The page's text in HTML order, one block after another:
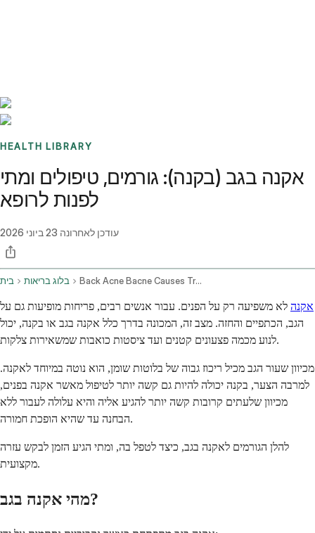
HEALTH LIBRARY
אקנה בגב (בקנה): גורמים, טיפולים ומתי
לפנות לרופא
עודכן לאחרונה 23 ביוני 2026
בית בלוג בריאות Back Acne Bacne Causes Treatments And When To See A Doctor
אקנה לא משפיעה רק על הפנים. עבור אנשים רבים, פריחות מופיעות גם על
הגב, הכתפיים והחזה. מצב זה, המכונה בדרך כלל אקנה בגב או בקנה, יכול
לנוע מכמה פצעונים קטנים ועד ציסטות כואבות שמשאירות צלקות.
מכיוון שעור הגב מכיל ריכוז גבוה של בלוטות שומן, הוא נוטה במיוחד לאקנה.
למרבה הצער, בקנה יכולה להיות גם קשה יותר לטיפול מאשר אקנה בפנים,
מכיוון שלעתים קרובות קשה יותר להגיע אליה והיא עלולה לעבור ללא
הבחנה עד שהיא הופכת חמורה.
להלן הגורמים לאקנה בגב, כיצד לטפל בה, ומתי הגיע הזמן לבקש עזרה
מקצועית.
מהי אקנה בגב?